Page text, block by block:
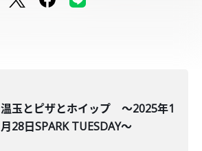
温玉とピザとホイップ ～2025年1
月28日SPARK TUESDAY～